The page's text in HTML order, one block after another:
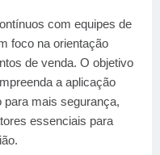
com equipes de
foco na orientação
de venda. O objetivo
a aplicação
para mais segurança,
essenciais para